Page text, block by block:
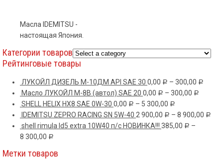
Масла IDEMITSU -
настоящая Япония.
Категории товаров
Рейтинговые товары
ЛУКОЙЛ ДИЗЕЛЬ М-10ДМ API SAE 30 0,00 Р – 300,00 Р
Масло ЛУКОЙЛ М-8В (автол) SAE 20 0,00 Р – 300,00 Р
SHELL HELIX HX8 SAE 0W-30 0,00 Р – 5 300,00 Р
IDEMITSU ZEPRO RACING SN 5W-40 2 900,00 Р – 8 900,00 Р
shell rimula ld5 extra 10W40 п/с НОВИНКА!!! 385,00 Р –
8 300,00 Р
Метки товаров